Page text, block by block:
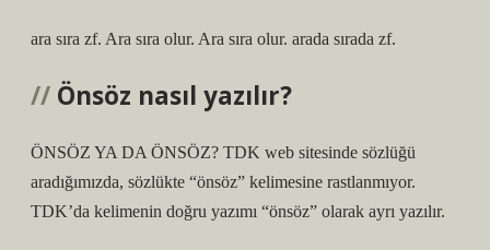
ara sıra zf. Ara sıra olur. Ara sıra olur. arada sırada zf.
Önsöz nasıl yazılır?
ÖNSÖZ YA DA ÖNSÖZ? TDK web sitesinde sözlüğü
aradığımızda, sözlükte “önsöz” kelimesine rastlanmıyor.
TDK’da kelimenin doğru yazımı “önsöz” olarak ayrı yazılır.